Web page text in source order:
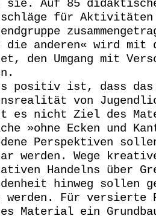
sie. Auf 85
für
die anderen« wird mit
den Umgang mit
positiv ist, dass
von
es nicht Ziel des
»ohne Ecken und
Perspektiven
werden. Wege
Handelns über
hinweg sollen
werden. Für versierte
Material ein